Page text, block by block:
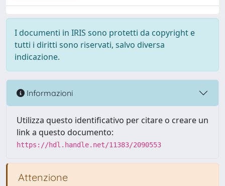
I documenti in IRIS sono protetti da copyright e
tutti i diritti sono riservati, salvo diversa
indicazione.
Informazioni
Utilizza questo identificativo per citare o creare un
link a questo documento:
https://hdl.handle.net/11383/2090553
Attenzione